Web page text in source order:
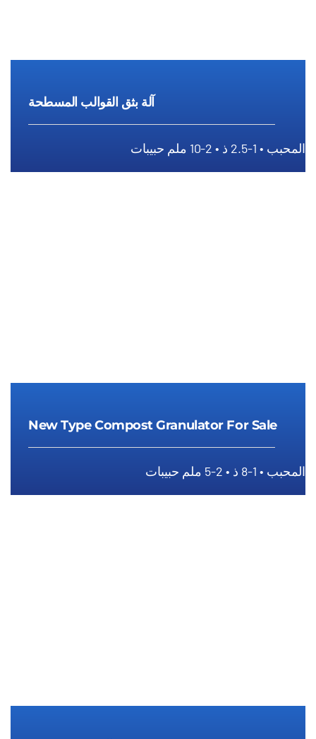
آلة بثق القوالب المسطحة
آلة بثق القوالب المسطحة
المحبب • 1-2.5 ذ • 2-10 ملم حبيبات
New Type Compost Granulator For Sale
المحبب • 1-8 ذ • 2-5 ملم حبيبات